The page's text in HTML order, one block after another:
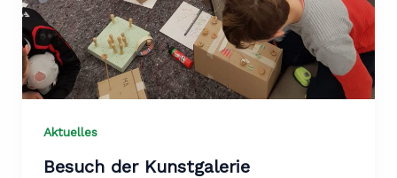
Aktuelles
Besuch der Kunstgalerie